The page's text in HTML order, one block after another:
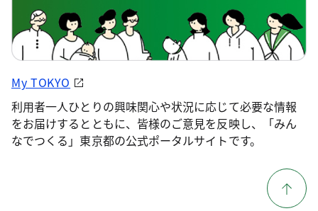
My TOKYO
利用者一人ひとりの興味関心や状況に応じて必要な情報
をお届けするとともに、皆様のご意見を反映し、「みん
なでつくる」東京都の公式ポータルサイトです。